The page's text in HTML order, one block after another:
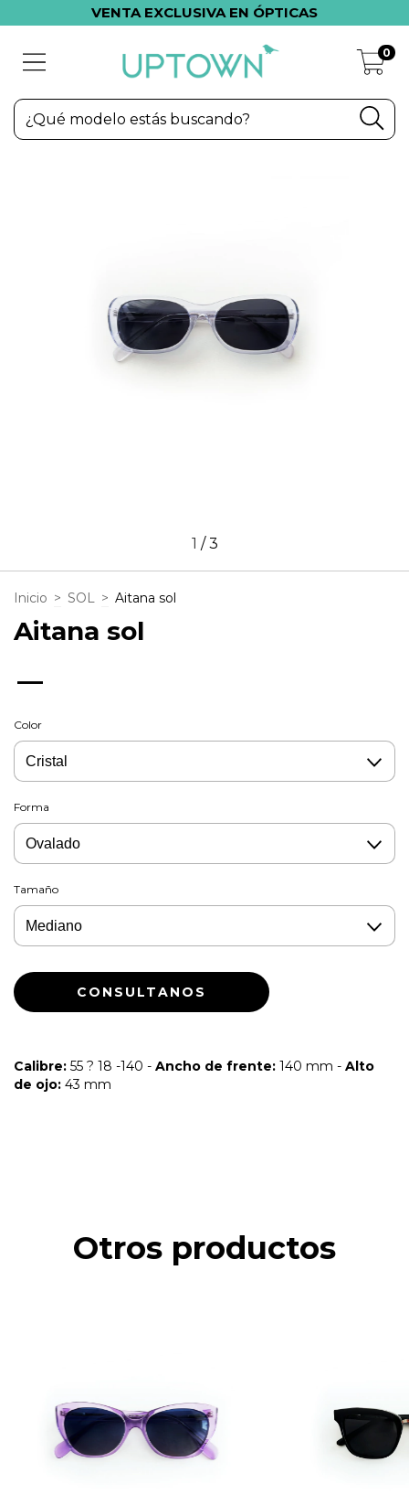
VENTA EXCLUSIVA EN ÓPTICAS
0
1 /3
Inicio > SOL > Aitana sol
Aitana sol
—
Color
Forma
Tamaño
Calibre: 55 ? 18 -140 - Ancho de frente: 140 mm - Alto
de ojo: 43 mm
Otros productos